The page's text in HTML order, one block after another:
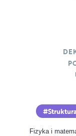
Fizyka i